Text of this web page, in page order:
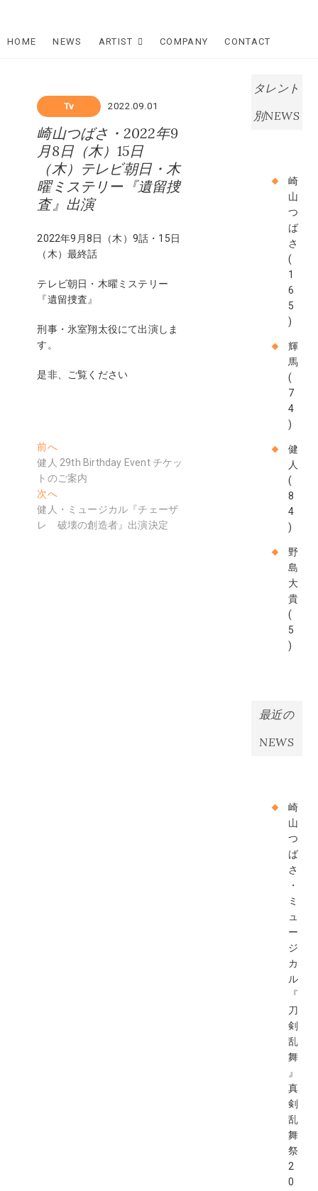
content
Company
スタードリ
ームカンパ
HOME NEWS ARTIST COMPANY CONTACT
Tv 2022.09.01
崎山つばさ・2022年9
月8日（木）15日
（木）テレビ朝日・木
曜ミステリー『遺留捜
査』出演
2022年9月8日（木）9話・15日
（木）最終話
テレビ朝日・木曜ミステリー
『遺留捜査』
刑事・氷室翔太役にて出演しま
す。
是非、ご覧ください
投
稿
ナ
ビ
前へ過
去
の
投
稿:
健人 29th Birthday Event チケッ
トのご案内
次へ次
の
投
健人・ミュージカル『チェーザ
レ 破壊の創造者』出演決定
タレント
別NEWS
崎
山
つ
ば
さ
(
1
6
5
)
輝
馬
(
7
4
)
健
人
(
8
4
)
野
島
大
貴
(
5
)
最近の
NEWS
崎
山
つ
ば
さ
・
ミ
ュ
ー
ジ
カ
ル
『
刀
剣
乱
舞
』
真
剣
乱
舞
祭
2
0